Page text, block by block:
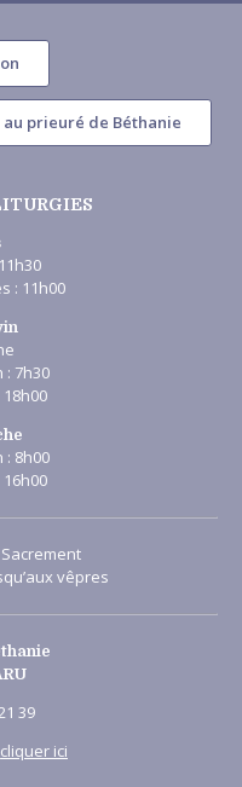
prieuré de Béthanie
: 11h00
: 7h30
: 8h00
vêpres
39
cliquer ici